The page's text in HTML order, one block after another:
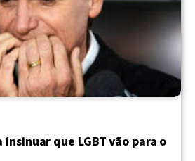
que LGBT vão para o